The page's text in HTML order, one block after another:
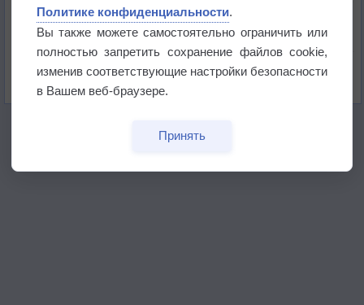
В Приморье обнаружены морские волны тепла
бабочек
Политике конфиденциальности.
Вы также можете самостоятельно ограничить или
полностью запретить сохранение файлов cookie,
изменив соответствующие настройки безопасности
в Вашем веб-браузере.
Принять